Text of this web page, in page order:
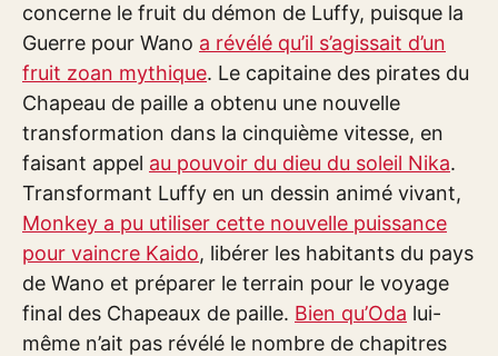
concerne le fruit du démon de Luffy, puisque la
Guerre pour Wano a révélé qu’il s’agissait d’un
fruit zoan mythique. Le capitaine des pirates du
Chapeau de paille a obtenu une nouvelle
transformation dans la cinquième vitesse, en
faisant appel au pouvoir du dieu du soleil Nika.
Transformant Luffy en un dessin animé vivant,
Monkey a pu utiliser cette nouvelle puissance
pour vaincre Kaido, libérer les habitants du pays
de Wano et préparer le terrain pour le voyage
final des Chapeaux de paille. Bien qu’Oda lui-
même n’ait pas révélé le nombre de chapitres